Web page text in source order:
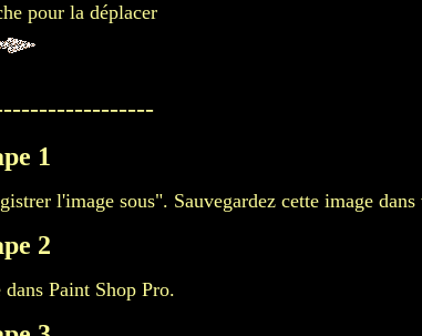
pour la déplacer
1
l'image sous". Sauvegardez cette image dans
2
Paint Shop Pro.